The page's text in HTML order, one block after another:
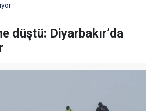
düştü: Diyarbakır’da